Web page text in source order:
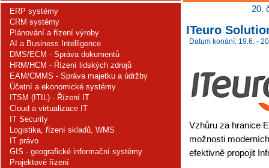
ERP systémy
CRM systémy
Plánování a řízení výroby
AI a Business Intelligence
DMS/ECM - Správa dokumentů
HRM/HCM - Řízení lidských zdrojů
EAM/CMMS - Správa majetku a údržby
Účetní a ekonomické systémy
ITSM (ITIL) - Řízení IT
Cloud a virtualizace IT
IT Security
Logistika, řízení skladů, WMS
IT právo
GIS - geografické informační systémy
Projektové řízení
20.
ITeuro
Datum konání: 19.6. -
Vzhůru za hranice
možnosti
efektivně propojit